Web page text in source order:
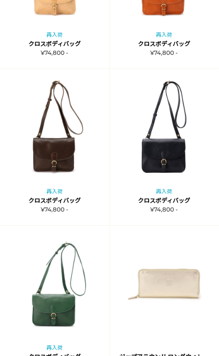
再入荷
クロスボディバッグ
¥74,800 -
再入荷
クロスボディバッグ
¥74,800 -
再入荷
クロスボディバッグ
¥74,800 -
再入荷
クロスボディバッグ
¥74,800 -
再入荷